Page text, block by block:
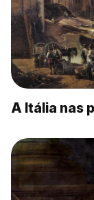
A Itália nas